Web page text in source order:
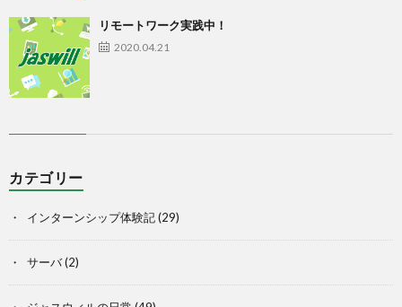
リモートワーク実践中！
2020.04.21
カテゴリー
インターンシップ体験記(29)
サーバ(2)